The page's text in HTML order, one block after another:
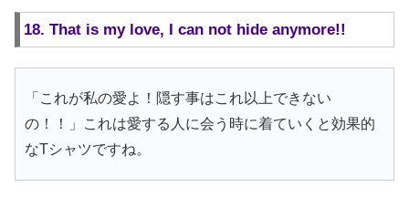
18. That is my love, I can not hide anymore!!
「これが私の愛よ！隠す事はこれ以上できない
の！！」これは愛する人に会う時に着ていくと効果的
なTシャツですね。